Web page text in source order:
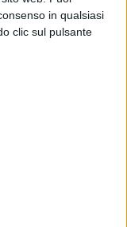
in qualsiasi
clic sul pulsante
Napoli,
camera da
considerato